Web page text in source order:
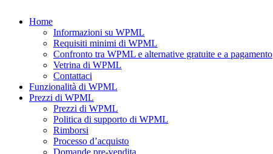
Home
Informazioni su WPML
Requisiti minimi di WPML
Confronto tra WPML e alternative gratuite e a pagamento
Vetrina di WPML
Contattaci
Funzionalità di WPML
Prezzi di WPML
Prezzi di WPML
Politica di supporto di WPML
Rimborsi
Processo d’acquisto
Domande pre-vendita